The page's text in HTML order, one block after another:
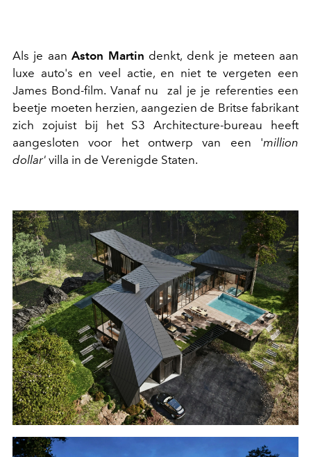
Als je aanAston Martin denkt, denk je meteen aan
luxe auto's en veel actie, en niet te vergeten een
James Bond-film. Vanaf nu zal je je referenties een
beetje moeten herzien, aangezien de Britse fabrikant
zich zojuist bij het S3 Architecture-bureau heeft
aangesloten voor het ontwerp van een 'million
dollar' villa in de Verenigde Staten.